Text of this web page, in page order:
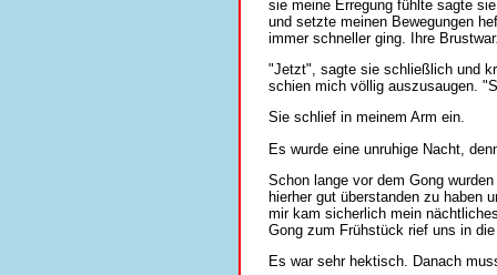
sie meine Erregung fühlte sagte
und setzte meinen Bewegungen
immer schneller ging. Ihre
"Jetzt", sagte sie schließlich und
schien mich völlig auszusaugen.
Sie schlief in meinem Arm ein.
Es wurde eine unruhige Nacht,
Schon lange vor dem Gong
hierher gut überstanden zu haben
mir kam sicherlich mein
Gong zum Frühstück rief uns in
Es war sehr hektisch. Danach